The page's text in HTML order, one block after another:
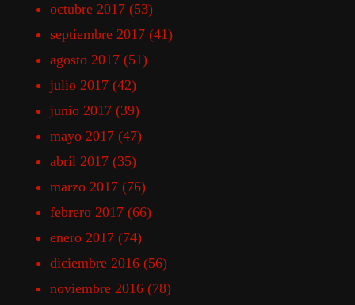
octubre 2017 (53)
septiembre 2017 (41)
agosto 2017 (51)
julio 2017 (42)
junio 2017 (39)
mayo 2017 (47)
abril 2017 (35)
marzo 2017 (76)
febrero 2017 (66)
enero 2017 (74)
diciembre 2016 (56)
noviembre 2016 (78)